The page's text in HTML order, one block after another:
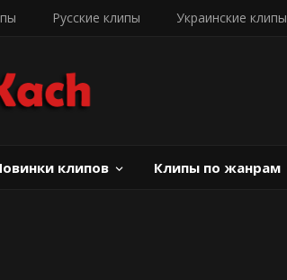
Русские клипы Украинские клипы
клипов Клипы по жанрам